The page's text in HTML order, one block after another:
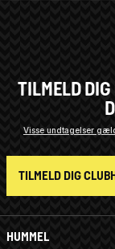
HUMMEL
TILMELD DIG
Visse undtagelser
TILMELD DIG